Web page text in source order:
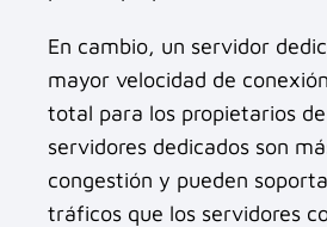
En cambio, un servidor
mayor velocidad de
total para los propietarios
servidores dedicados son
congestión y pueden
tráficos que los servidores